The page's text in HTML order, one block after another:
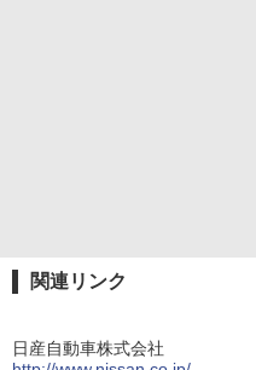
関連リンク
日産自動車株式会社